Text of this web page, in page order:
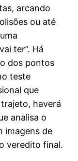
arcando
ou até
ter”. Há
dos pontos
teste
que
haverá
analisa o
imagens de
veredito final.